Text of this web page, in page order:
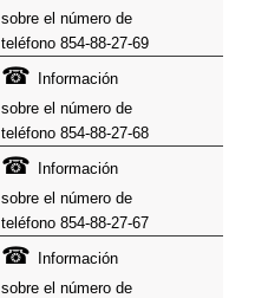
sobre el número de
teléfono 854-88-27-69
☎
Información
sobre el número de
teléfono 854-88-27-68
☎
Información
sobre el número de
teléfono 854-88-27-67
☎
Información
sobre el número de